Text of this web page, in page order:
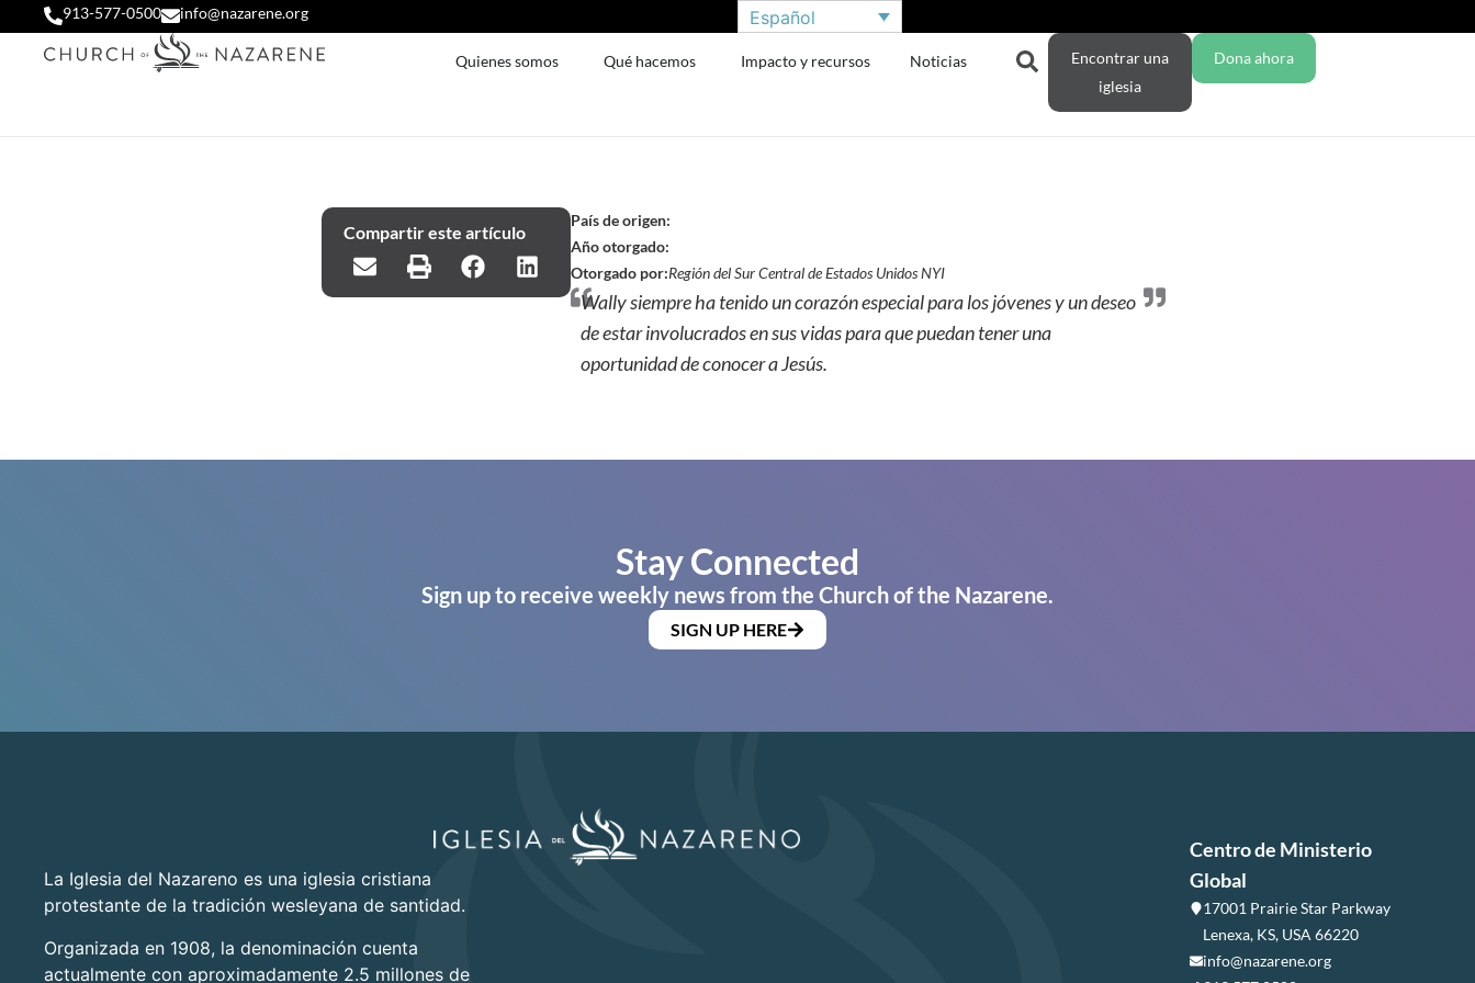
913-577-0500 info@nazarene.org Español
Quienes somos Qué hacemos Impacto y recursos Noticias
Encontrar una
iglesia
Dona ahora
Compartir este artículo
País de origen:
Año otorgado:
Otorgado por:Región del Sur Central de Estados Unidos NYI
Wally siempre ha tenido un corazón especial para los jóvenes y un deseo
de estar involucrados en sus vidas para que puedan tener una
oportunidad de conocer a Jesús.
Stay Connected
Sign up to receive weekly news from the Church of the Nazarene.
SIGN UP HERE
La Iglesia del Nazareno es una iglesia cristiana
protestante de la tradición wesleyana de santidad.
Organizada en 1908, la denominación cuenta
actualmente con aproximadamente 2.5 millones de
Centro de Ministerio
Global
17001 Prairie Star Parkway
Lenexa, KS, USA 66220
info@nazarene.org